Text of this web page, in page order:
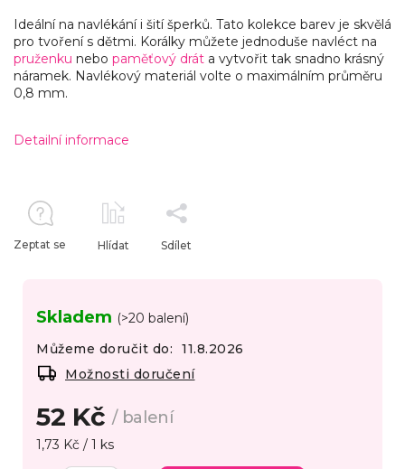
52 Kč/ balení
1,73 Kč / 1 ks
Skladem (>20 balení)
Můžeme doručit do:
11.8.2026
Možnosti doručení
Ideální na navlékání i šití šperků. Tato kolekce barev je skvělá
pro tvoření s dětmi. Korálky můžete jednoduše navléct na
pruženku nebo paměťový drát a vytvořit tak snadno krásný
náramek. Navlékový materiál volte o maximálním průměru
0,8 mm.
Detailní informace
Zeptat se Hlídat Sdílet